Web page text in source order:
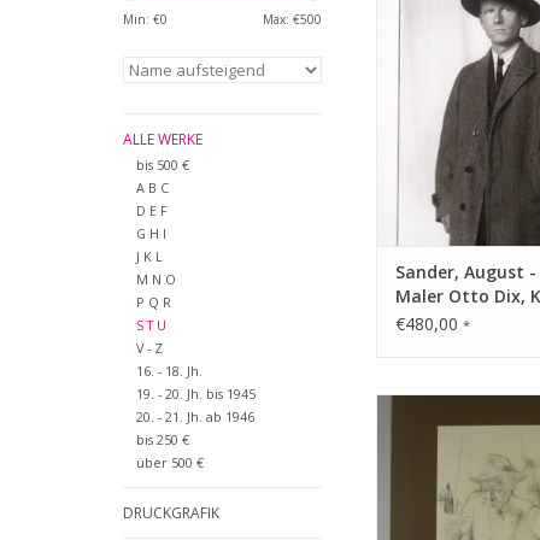
Min: €0 Max: €500
ALLE WERKE
bis 500 €
A B C
D E F
G H I
J K L
M N O
P Q R
S T U
V - Z
16. - 18. Jh.
19. - 20. Jh. bis 1945
20. - 21. Jh. ab 1946
bis 250 €
über 500 €
DRUCKGRAFIK
ZUM WARENKORB
Sander, August -
Maler Otto Dix,
€480,00 *
dünnem
ZUM WARENKORB